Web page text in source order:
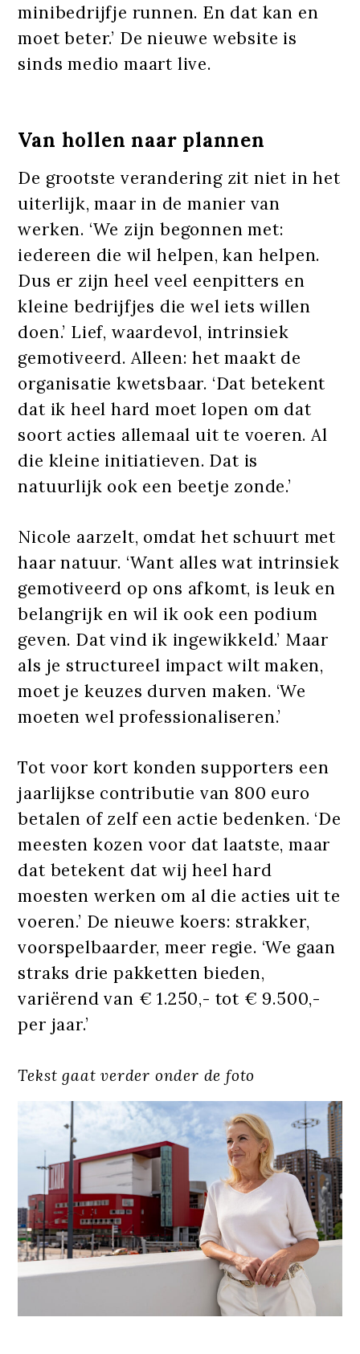
minibedrijfje runnen. En dat kan en
moet beter.’ De nieuwe website is
sinds medio maart live.
Van hollen naar plannen
De grootste verandering zit niet in het
uiterlijk, maar in de manier van
werken. ‘We zijn begonnen met:
iedereen die wil helpen, kan helpen.
Dus er zijn heel veel eenpitters en
kleine bedrijfjes die wel iets willen
doen.’ Lief, waardevol, intrinsiek
gemotiveerd. Alleen: het maakt de
organisatie kwetsbaar. ‘Dat betekent
dat ik heel hard moet lopen om dat
soort acties allemaal uit te voeren. Al
die kleine initiatieven. Dat is
natuurlijk ook een beetje zonde.’
Nicole aarzelt, omdat het schuurt met
haar natuur. ‘Want alles wat intrinsiek
gemotiveerd op ons afkomt, is leuk en
belangrijk en wil ik ook een podium
geven. Dat vind ik ingewikkeld.’ Maar
als je structureel impact wilt maken,
moet je keuzes durven maken. ‘We
moeten wel professionaliseren.’
Tot voor kort konden supporters een
jaarlijkse contributie van 800 euro
betalen of zelf een actie bedenken. ‘De
meesten kozen voor dat laatste, maar
dat betekent dat wij heel hard
moesten werken om al die acties uit te
voeren.’ De nieuwe koers: strakker,
voorspelbaarder, meer regie. ‘We gaan
straks drie pakketten bieden,
variërend van € 1.250,- tot € 9.500,-
per jaar.’
Tekst gaat verder onder de foto